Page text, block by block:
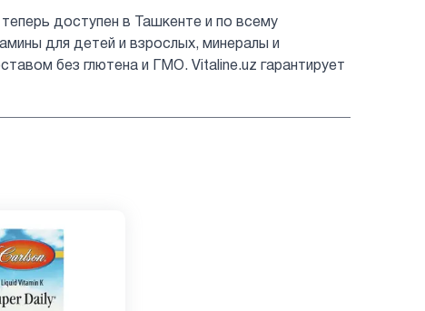
доступен в Ташкенте и по всему
для детей и взрослых, минералы и
без глютена и ГМО. Vitaline.uz гарантирует